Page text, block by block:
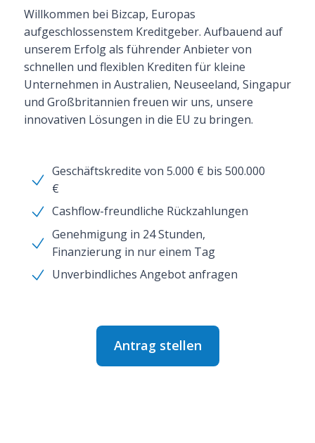
Willkommen bei Bizcap, Europas
aufgeschlossenstem Kreditgeber. Aufbauend auf
unserem Erfolg als führender Anbieter von
schnellen und flexiblen Krediten für kleine
Unternehmen in Australien, Neuseeland, Singapur
und Großbritannien freuen wir uns, unsere
innovativen Lösungen in die EU zu bringen.
Geschäftskredite von 5.000 € bis 500.000
€
Cashflow-freundliche Rückzahlungen
Genehmigung in 24 Stunden,
Finanzierung in nur einem Tag
Unverbindliches Angebot anfragen
Antrag stellen
Apply Now